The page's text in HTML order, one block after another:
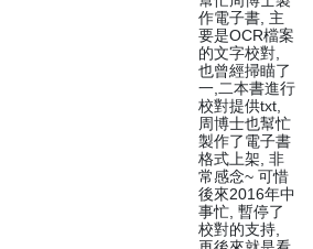
作電子書, 主
要是OCR檔案
的文字校對,
也曾經掃瞄了
一,二本書進行
校對提供txt,
周博士也幫忙
製作了電子書
格式上架, 非
常感念~ 可惜
後來2016年中
事忙, 暫停了
校對的支持,